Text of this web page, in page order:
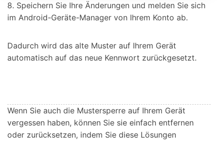
8. Speichern Sie Ihre Änderungen und melden Sie sich
im Android-Geräte-Manager von Ihrem Konto ab.
Dadurch wird das alte Muster auf Ihrem Gerät
automatisch auf das neue Kennwort zurückgesetzt.
Wenn Sie auch die Mustersperre auf Ihrem Gerät
vergessen haben, können Sie sie einfach entfernen
oder zurücksetzen, indem Sie diese Lösungen